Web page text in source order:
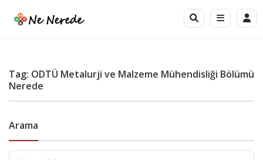
Tag: ODTÜ Metalurji ve Malzeme Mühendisliği Bölümü
Nerede
Arama